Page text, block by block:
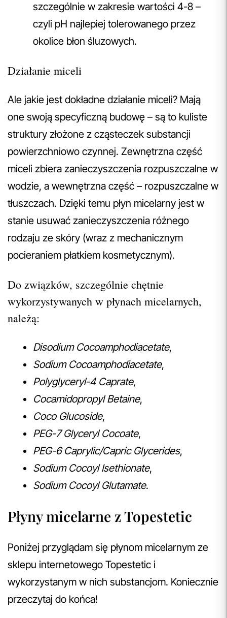
szczególnie w zakresie wartości 4-8 –
czyli pH najlepiej tolerowanego przez
okolice błon śluzowych.
Działanie miceli
Ale jakie jest dokładne działanie miceli? Mają
one swoją specyficzną budowę – są to kuliste
struktury złożone z cząsteczek substancji
powierzchniowo czynnej. Zewnętrzna część
miceli zbiera zanieczyszczenia rozpuszczalne w
wodzie, a wewnętrzna część – rozpuszczalne w
tłuszczach. Dzięki temu płyn micelarny jest w
stanie usuwać zanieczyszczenia różnego
rodzaju ze skóry (wraz z mechanicznym
pocieraniem płatkiem kosmetycznym).
Do związków, szczególnie chętnie
wykorzystywanych w płynach micelarnych,
należą:
Disodium Cocoamphodiacetate,
Sodium Cocoamphodiacetate,
Polyglyceryl-4 Caprate,
Cocamidopropyl Betaine,
Coco Glucoside,
PEG-7 Glyceryl Cocoate,
PEG-6 Caprylic/Capric Glycerides,
Sodium Cocoyl Isethionate,
Sodium Cocoyl Glutamate.
Płyny micelarne z Topestetic
Poniżej przyglądam się płynom micelarnym ze
sklepu internetowego Topestetic i
wykorzystanym w nich substancjom. Koniecznie
przeczytaj do końca!